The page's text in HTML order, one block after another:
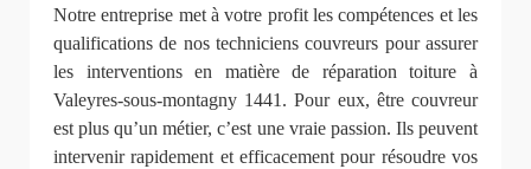
Notre entreprise met à votre profit les compétences et les
qualifications de nos techniciens couvreurs pour assurer
les interventions en matière de réparation toiture à
Valeyres-sous-montagny 1441. Pour eux, être couvreur
est plus qu’un métier, c’est une vraie passion. Ils peuvent
intervenir rapidement et efficacement pour résoudre vos